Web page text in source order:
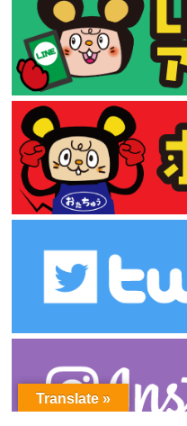
Translate »